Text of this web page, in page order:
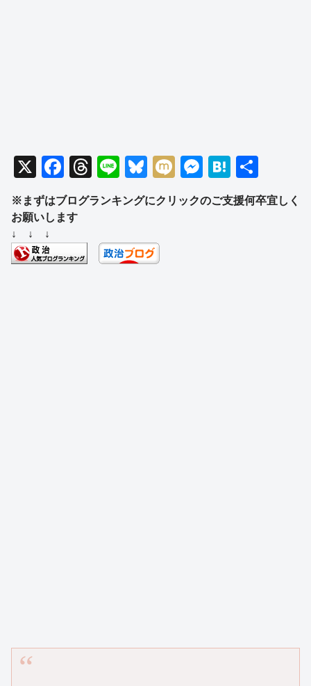
X
F
a
c
b
T
hr
e
d
Li
n
e
Bl
e
y
M
ixi
M
ss
H
at
e
有
※まずはブログランキングにクリックのご支援何卒宜しく
お願いします
↓ ↓ ↓